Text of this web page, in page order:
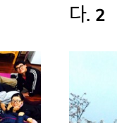
다. 2